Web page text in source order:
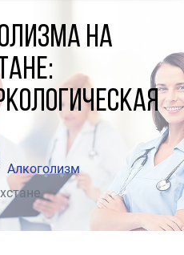
на
Алкоголизм